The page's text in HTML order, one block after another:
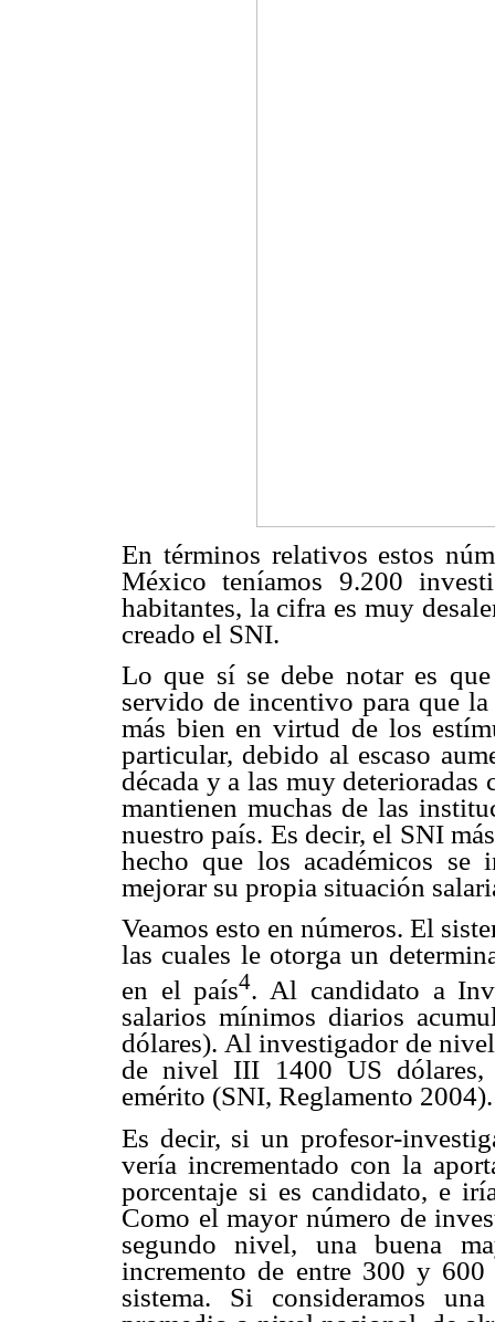
En términos relativos estos
México teníamos 9.200
habitantes, la cifra es muy
creado el SNI.
Lo que sí se debe notar es
servido de incentivo para que
más bien en virtud de los
particular, debido al escaso
década y a las muy
mantienen muchas de las
nuestro país. Es decir, el SNI
hecho que los académicos se
mejorar su propia situación
Veamos esto en números. El
las cuales le otorga un
en el país4. Al candidato a
salarios mínimos diarios
dólares). Al investigador de
de nivel III 1400 US dólares,
emérito (SNI, Reglamento 2004).
Es decir, si un profesor-
vería incrementado con la
porcentaje si es candidato, e
Como el mayor número de
segundo nivel, una buena
incremento de entre 300 y 600
sistema. Si consideramos